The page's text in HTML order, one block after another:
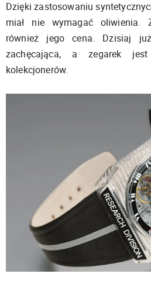
Dzięki zastosowaniu
miał nie wymagać oliwienia.
również jego cena. Dzisiaj
zachęcająca, a zegarek
kolekcjonerów.